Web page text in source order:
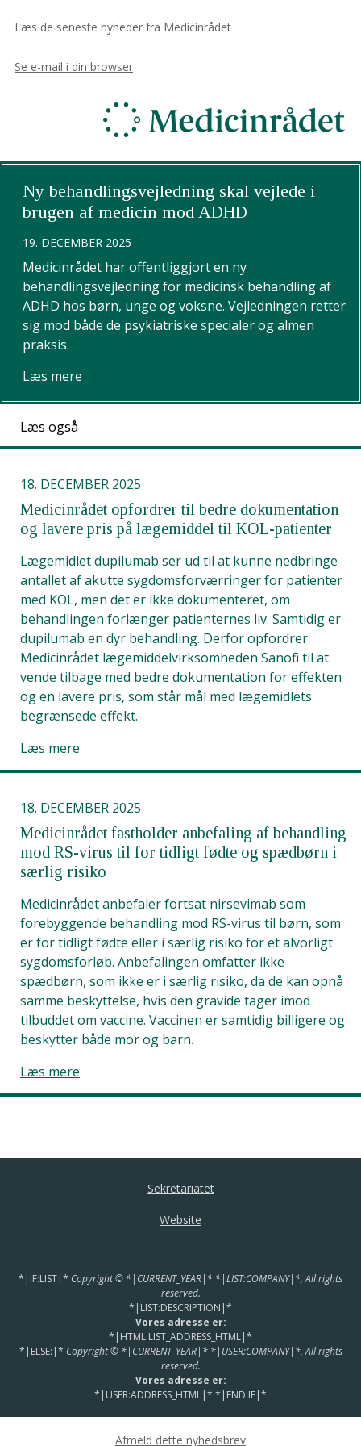
Læs de seneste nyheder fra Medicinrådet
Se e-mail i din browser
Ny behandlingsvejledning skal vejlede i
brugen af medicin mod ADHD
19. DECEMBER 2025
Medicinrådet har offentliggjort en ny
behandlingsvejledning for medicinsk behandling af
ADHD hos børn, unge og voksne. Vejledningen retter
sig mod både de psykiatriske specialer og almen
praksis.
Læs mere
Læs også
18. DECEMBER 2025
Medicinrådet opfordrer til bedre dokumentation
og lavere pris på lægemiddel til KOL-patienter
Lægemidlet dupilumab ser ud til at kunne nedbringe
antallet af akutte sygdomsforværringer for patienter
med KOL, men det er ikke dokumenteret, om
behandlingen forlænger patienternes liv. Samtidig er
dupilumab en dyr behandling. Derfor opfordrer
Medicinrådet lægemiddelvirksomheden Sanofi til at
vende tilbage med bedre dokumentation for effekten
og en lavere pris, som står mål med lægemidlets
begrænsede effekt.
Læs mere
18. DECEMBER 2025
Medicinrådet fastholder anbefaling af behandling
mod RS-virus til for tidligt fødte og spædbørn i
særlig risiko
Medicinrådet anbefaler fortsat nirsevimab som
forebyggende behandling mod RS-virus til børn, som
er for tidligt fødte eller i særlig risiko for et alvorligt
sygdomsforløb. Anbefalingen omfatter ikke
spædbørn, som ikke er i særlig risiko, da de kan opnå
samme beskyttelse, hvis den gravide tager imod
tilbuddet om vaccine. Vaccinen er samtidig billigere og
beskytter både mor og barn.
Læs mere
Sekretariatet
Website
*|IF:LIST|* Copyright © *|CURRENT_YEAR|* *|LIST:COMPANY|*, All rights
reserved.
*|LIST:DESCRIPTION|*
Vores adresse er:
*|HTML:LIST_ADDRESS_HTML|*
*|ELSE:|* Copyright © *|CURRENT_YEAR|* *|USER:COMPANY|*, All rights
reserved.
Vores adresse er:
*|USER:ADDRESS_HTML|* *|END:IF|*
Afmeld dette nyhedsbrev